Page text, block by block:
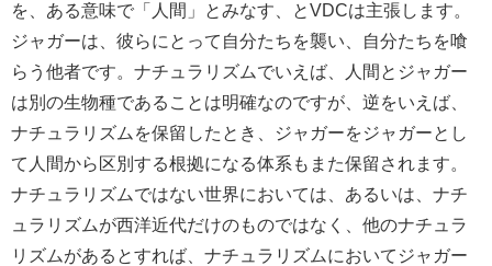
を、ある意味で「人間」とみなす、とVDCは主張します。
ジャガーは、彼らにとって自分たちを襲い、自分たちを喰
らう他者です。ナチュラリズムでいえば、人間とジャガー
は別の生物種であることは明確なのですが、逆をいえば、
ナチュラリズムを保留したとき、ジャガーをジャガーとし
て人間から区別する根拠になる体系もまた保留されます。
ナチュラリズムではない世界においては、あるいは、ナチ
ュラリズムが西洋近代だけのものではなく、他のナチュラ
リズムがあるとすれば、ナチュラリズムにおいてジャガー